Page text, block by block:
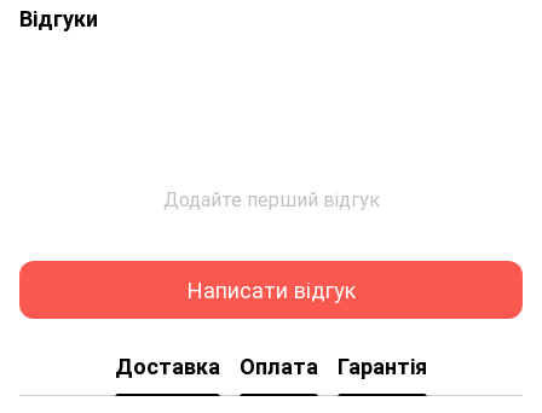
Відгуки
Додайте перший відгук
Написати відгук
Доставка Оплата Гарантія